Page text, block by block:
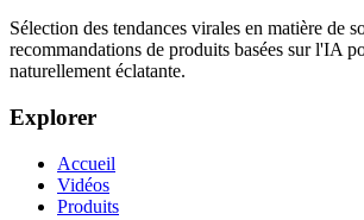
Sélection des tendances virales en matière de
recommandations de produits basées sur l'IA
naturellement éclatante.
Explorer
Accueil
Vidéos
Produits